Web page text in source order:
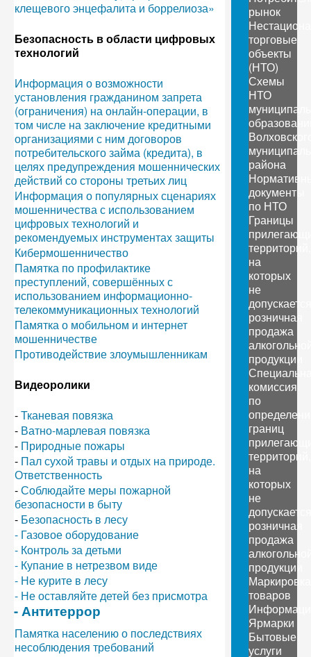
клещевого энцефалита и боррелиоза»
Безопасность в области цифровых
технологий
Информация о возможности
установления гражданином запрета
(ограничения) на онлайн-операции, в
том числе на заключение кредитными
организациями с ним договоров
потребительского займа (кредита), в
целях предупреждения мошеннических
действий со стороны третьих лиц
Информация о популярных сценариях
мошенничества с использованием
цифровых технологий и
рекомендуемых инструментах защиты
Кибермошенничество
Памятка по профилактике
преступлений, совершённых с
использованием информационно-
телекоммуникационных технологий
Памятка о мобильном и интернет
мошенничестве
Противодействие злоумышленникам
Видеоролики
-Тканевая повязка
- Ватно-марлевая повязка
- Природные пожары
- Пал сухой травы и отдых на природе.
Ответственность
-Соблюдайте меры пожарной
безопасности в быту
- Безопасность в лесу
- Газовое оборудование
- Контроль за детьми
- Купание в нетрезвом виде
- Не курите в лесу
- Не оставляйте детей без присмотра
- Антитеррор
Памятка населению о последствиях
несоблюдения требований
рынок
торговые
объекты
(НТО)
Схемы
НТО
района
документы
по НТО
Границы
территорий,
на
которых
не
допускается
розничная
продажа
продукции
комиссия
по
границ
территорий,
на
которых
не
допускается
розничная
продажа
продукции
Маркировка
товаров
Ярмарки
Бытовые
услуги